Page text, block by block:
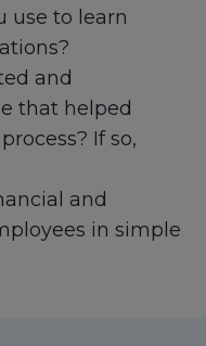
use to learn
and
that helped
If so,
and
in simple